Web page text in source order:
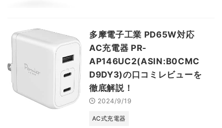
多摩電子工業 PD65W対応
AC充電器 PR-
AP146UC2(ASIN:B0CMC
D9DY3)の口コミレビューを
徹底解説！
2024/9/19
AC式充電器